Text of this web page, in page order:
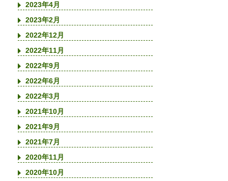
2023年4月
2023年2月
2022年12月
2022年11月
2022年9月
2022年6月
2022年3月
2021年10月
2021年9月
2021年7月
2020年11月
2020年10月